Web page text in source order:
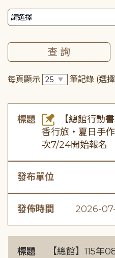
每頁顯示 筆記錄 (選
標題
【總館行動
香行旅・夏日手
次7/24開始報名
發布單位
發佈時間 2026-
標題
【總館】115年